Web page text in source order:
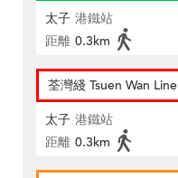
太子 港鐵站
距離 0.3km
荃灣綫 Tsuen Wan Line
太子 港鐵站
距離 0.3km